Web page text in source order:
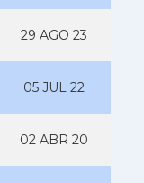
29 AGO 23
05 JUL 22
02 ABR 20